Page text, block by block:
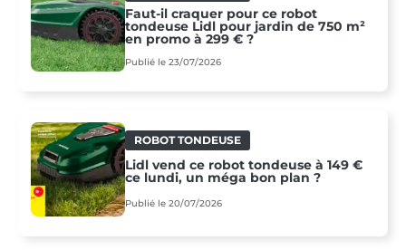
Faut-il craquer pour ce robot
tondeuse Lidl pour jardin de 750 m²
en promo à 299 € ?
Publié le 23/07/2026
ROBOT TONDEUSE
Lidl vend ce robot tondeuse à 149 €
ce lundi, un méga bon plan ?
Publié le 20/07/2026